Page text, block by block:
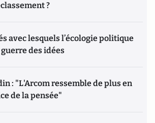
?
avec lesquels l’écologie politique
des idées
: "L'Arcom ressemble de plus en
de la pensée"